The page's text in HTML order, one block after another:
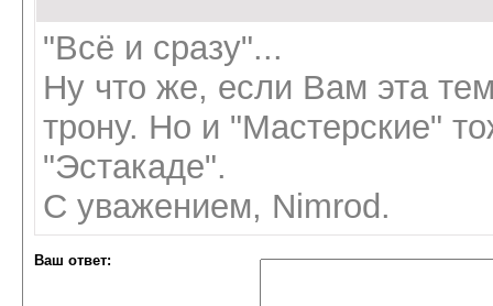
"Всё и сразу"...
Ну что же, если Вам эта
трону. Но и "Мастерские"
"Эстакаде".
С уважением, Nimrod.
Ваш ответ: